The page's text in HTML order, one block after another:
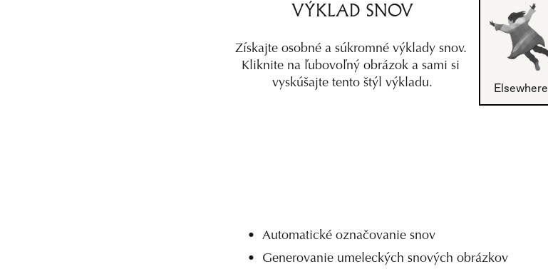
VÝKLAD SNOV
Získajte osobné a súkromné výklady snov.
Kliknite na ľubovoľný obrázok a sami si
vyskúšajte tento štýl výkladu.
Elsewhere
• Automatické označovanie snov
• Generovanie umeleckých snových obrázkov